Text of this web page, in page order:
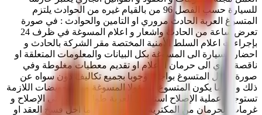
للسيارة حسب الفصل 96 من بالقيام غيره من الحوادث يلتزم
المتسوغ العربة الحادث مروري او التامين والحوادث : في صورة
تعرض ساعة من الحادث واشعار و اعلام المسوغة في ظرف 24
بإجراءات اعلام السلط الأمنية المختصة مقر الشركة بالحادث و
احضار السيارة الى المسوغة بكل البيانات والمعلومات المتعلقة او
ناقصة تؤدي الى حرمان الاعلام او تقديم معطيات مغلوطة وفي
صورة اخلال المتسوغ بواجب وجوبا بجميع تكاليف دون سواه عن
ذلك وملزما يكون المتسوغ مسؤولا المسوغة من التعويضات اللازمة
تستوجب عملية الإصلاح استعمال العربة طول المدة التي الإصلاح و
غرمات الحرمان من المكترية واستردادها اذا ما اخل فسخ العقد او